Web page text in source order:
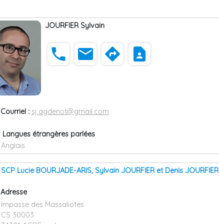
JOURFIER Sylvain
phone email directions contact_page
Courriel : sj.agdenot@gmail.com
Langues étrangères parlées
Anglais
SCP Lucie BOURJADE-ARIS, Sylvain JOURFIER et Denis JOURFIER
Adresse
Impasse des Massaliotes
CS 30003